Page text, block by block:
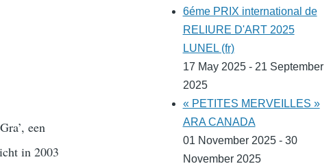
een
in 2003
6éme PRIX international de
RELIURE D'ART 2025
LUNEL (fr)
17 May 2025 - 21 September
2025
« PETITES MERVEILLES »
ARA CANADA
01 November 2025 - 30
November 2025